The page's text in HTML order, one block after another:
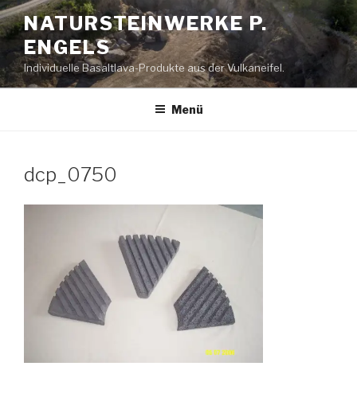
Zum
Inhalt
springen
NATURSTEINWERKE P.
ENGELS
Individuelle Basaltlava-Produkte aus der Vulkaneifel.
Menü
dcp_0750